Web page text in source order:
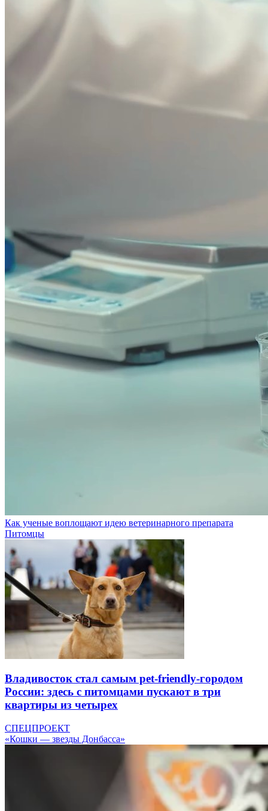
Как ученые воплощают идею ветеринарного препарата
Питомцы
Владивосток стал самым pet-friendly-городом
России: здесь с питомцами пускают в три
квартиры из четырех
СПЕЦПРОЕКТ
«Кошки — звезды Донбасса»